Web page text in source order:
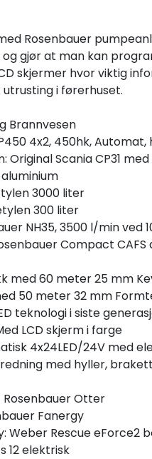
Rosenbauer
gjør at man kan
skjermer hvor viktig
i førerhuset.
Brannvesen
4x2, 450hk, Automat,
Original Scania CP31
3000 liter
300 liter
NH35, 3500 l/min
Compact
med 60 meter 25 mm
50 meter 32 mm
teknologi i siste
LCD skjerm i farge
4x24LED/24V med
med hyller,
Otter
Fanergy
Weber Rescue eForce2
12 elektrisk